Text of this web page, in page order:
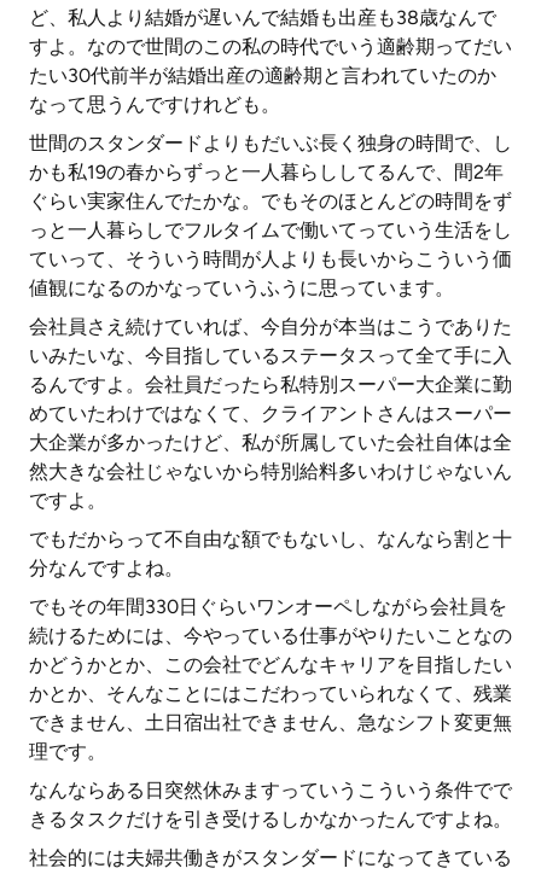
ど、私人より結婚が遅いんで結婚も出産も38歳なんで
すよ。なので世間のこの私の時代でいう適齢期ってだい
たい30代前半が結婚出産の適齢期と言われていたのか
なって思うんですけれども。
世間のスタンダードよりもだいぶ長く独身の時間で、し
かも私19の春からずっと一人暮らししてるんで、間2年
ぐらい実家住んでたかな。でもそのほとんどの時間をず
っと一人暮らしでフルタイムで働いてっていう生活をし
ていって、そういう時間が人よりも長いからこういう価
値観になるのかなっていうふうに思っています。
会社員さえ続けていれば、今自分が本当はこうでありた
いみたいな、今目指しているステータスって全て手に入
るんですよ。会社員だったら私特別スーパー大企業に勤
めていたわけではなくて、クライアントさんはスーパー
大企業が多かったけど、私が所属していた会社自体は全
然大きな会社じゃないから特別給料多いわけじゃないん
ですよ。
でもだからって不自由な額でもないし、なんなら割と十
分なんですよね。
でもその年間330日ぐらいワンオーペしながら会社員を
続けるためには、今やっている仕事がやりたいことなの
かどうかとか、この会社でどんなキャリアを目指したい
かとか、そんなことにはこだわっていられなくて、残業
できません、土日宿出社できません、急なシフト変更無
理です。
なんならある日突然休みますっていうこういう条件でで
きるタスクだけを引き受けるしかなかったんですよね。
社会的には夫婦共働きがスタンダードになってきている